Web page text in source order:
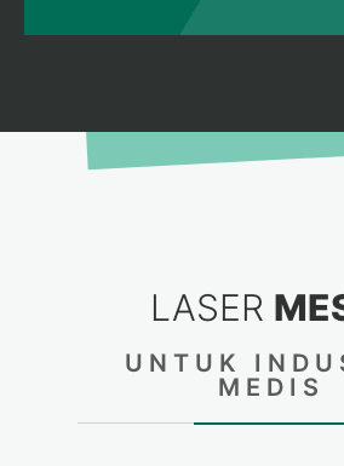
LASER
UNTUK
MEDIS